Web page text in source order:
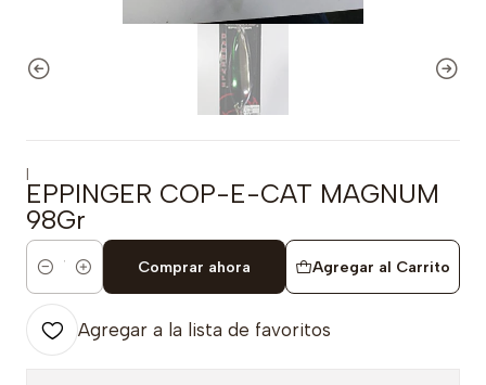
|
EPPINGER COP-E-CAT MAGNUM
98Gr
Cantidad
Agregar al Carrito
Comprar ahora
Agregar a la lista de favoritos